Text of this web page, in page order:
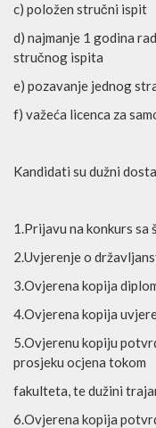
c) položen stručni ispit
d) najmanje 1 godina
stručnog ispita
e) pozavanje jednog
f) važeća licenca za
Kandidati su dužni
1.Prijavu na konkurs sa
2.Uvjerenje o
3.Ovjerena kopija
4.Ovjerena kopija
5.Ovjerenu kopiju
prosjeku ocjena tokom
fakulteta, te dužini
6.Ovjerena kopija